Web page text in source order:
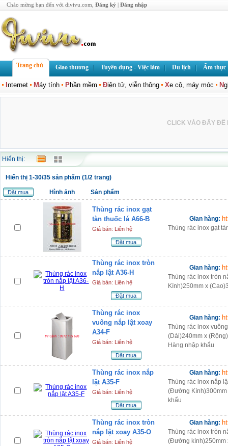
Chào mừng bạn đến với divivu.com, Đăng ký | Đăng nhập
Trang chủ Giao thương Tuyển dụng - Việc làm Du lịch Ẩm thực
nternet Máy tính Phần mềm Điện tử, viễn thông Xe cộ, máy móc N
CLICK VÀO ĐÂY ĐỂ
Hiển thị:
Hiển thị 1-30/35 sản phẩm (1/2 trang)
Đặt mua Hình ảnh Sản phẩm
Thùng rác inox gạt
tàn thuốc lá A66-B
Giá bán: Liên hệ
Đặt mua
Gian hàng:
Thùng rác inox gạt
Thùng rác inox tròn
nắp lật A36-H
Giá bán: Liên hệ
Đặt mua
Gian hàng:
Thùng rác inox tròn
Kính)250mm x
Thùng rác inox
vuông nắp lật xoay
A34-F
Giá bán: Liên hệ
Đặt mua
Gian hàng:
Thùng rác inox
(Dài)240mm x
Hàng nhập khẩu
Thùng rác inox nắp
lật A35-F
Giá bán: Liên hệ
Đặt mua
Gian hàng:
Thùng rác inox nắp
(Đường Kính)300mm
khẩu
Thùng rác inox tròn
nắp lật xoay A35-O
Giá bán: Liên hệ
Gian hàng:
Thùng rác inox tròn
(Đường kính)250mm